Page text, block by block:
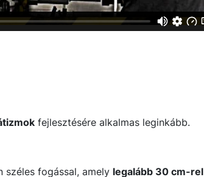
fejlesztésére alkalmas leginkább.
fogással, amely legalább 30 cm-rel